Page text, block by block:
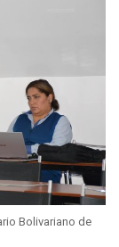
Bolivariano de